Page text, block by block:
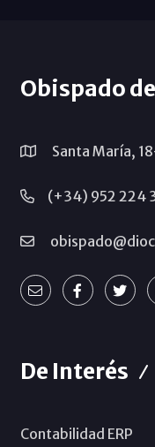
Obispado
Santa María,
(+34) 952 224
De Interés
Contabilidad ERP